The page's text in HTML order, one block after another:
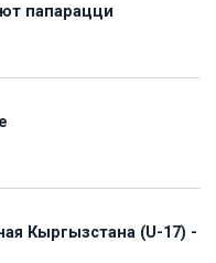
папарацци
Кыргызстана (U-17) -